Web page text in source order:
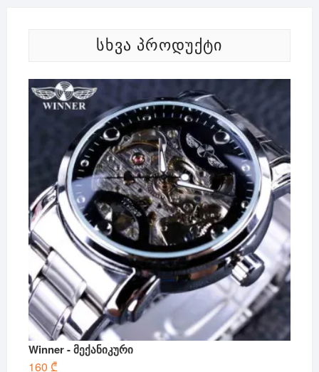
ᲡᲮᲕᲐ ᲞᲠᲝᲓᲣᲥᲢᲘ
Winner - მექანიკური
160 ₾